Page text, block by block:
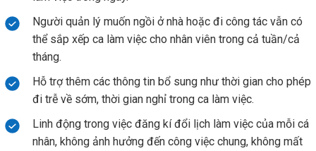
Người quản lý muốn ngồi ở nhà hoặc đi công tác vẫn có
thể sắp xếp ca làm việc cho nhân viên trong cả tuần/cả
tháng.
Hỗ trợ thêm các thông tin bổ sung như thời gian cho phép
đi trễ về sớm, thời gian nghỉ trong ca làm việc.
Linh động trong việc đăng kí đổi lịch làm việc của mỗi cá
nhân, không ảnh hưởng đến công việc chung, không mất